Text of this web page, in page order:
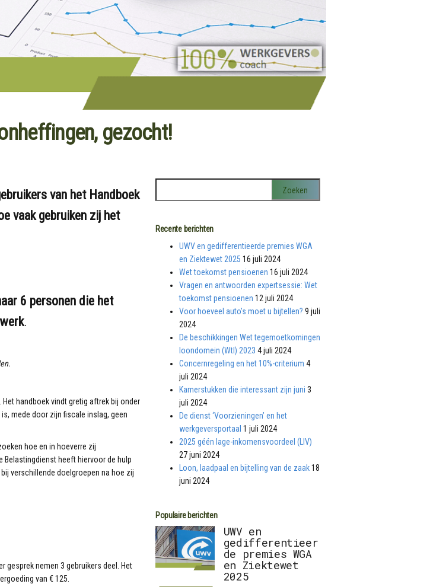
gezocht!
van het Handboek
vaak gebruiken zij het
6 personen die het
.
handboek vindt gretig aftrek bij onder
mede door zijn fiscale inslag, geen
hoe en in hoeverre zij
Belastingdienst heeft hiervoor de hulp
verschillende doelgroepen na hoe zij
gesprek nemen 3 gebruikers deel. Het
van € 125.
Recente berichten
UWV en gedifferentieerde premies WGA
en Ziektewet 2025 16 juli 2024
Wet toekomst pensioenen 16 juli 2024
Vragen en antwoorden expertsessie: Wet
toekomst pensioenen 12 juli 2024
Voor hoeveel auto’s moet u bijtellen? 9 juli
2024
De beschikkingen Wet tegemoetkomingen
loondomein (Wtl) 2023 4 juli 2024
Concernregeling en het 10%-criterium 4
juli 2024
Kamerstukken die interessant zijn juni 3
juli 2024
De dienst ‘Voorzieningen’ en het
werkgeversportaal 1 juli 2024
2025 géén lage-inkomensvoordeel (LIV)
27 juni 2024
Loon, laadpaal en bijtelling van de zaak 18
juni 2024
Populaire berichten
UWV en
gedifferentieer
de premies WGA
en Ziektewet
2025